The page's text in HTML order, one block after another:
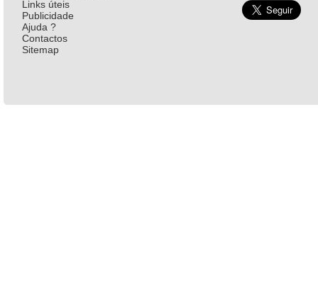
Links úteis
Publicidade
Ajuda ?
Contactos
Sitemap